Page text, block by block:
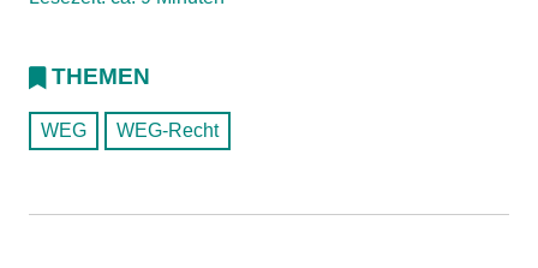
THEMEN
WEG WEG-Recht